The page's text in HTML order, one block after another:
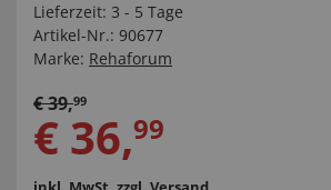
Lieferzeit: 3 - 5 Tage
Artikel-Nr.: 90677
Marke: Rehaforum
€39,99
€ 36,99